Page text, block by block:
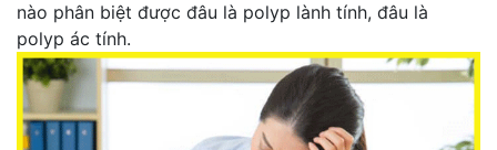
nào phân biệt được đâu là polyp lành tính, đâu là
polyp ác tính.